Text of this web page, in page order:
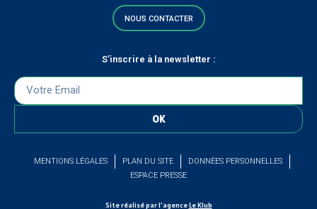
NOUS CONTACTER
S’inscrire à la newsletter :
OK
MENTIONS LÉGALES PLAN DU SITE
DONNÉES PERSONNELLES
ESPACE PRESSE
Site réalisé par l’agenceLe Klub